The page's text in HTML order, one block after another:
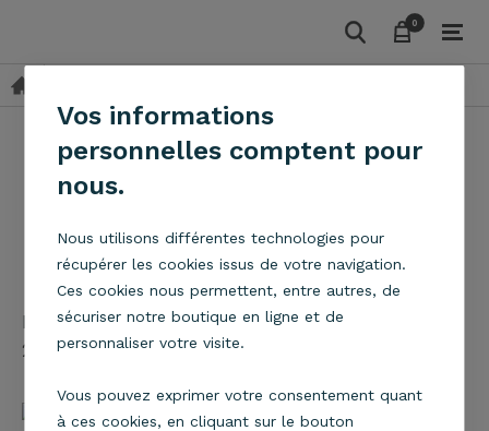
00
De nouveaux coloris
pour notre Bijou
Publié par NicolasdansActualités
23/06/2015 à 09:35
Vos informations
personnelles comptent pour
nous.
Nous utilisons différentes technologies pour
récupérer les cookies issus de votre navigation.
Ces cookies nous permettent, entre autres, de
sécuriser notre boutique en ligne et de
personnaliser votre visite.
Vous pouvez exprimer votre consentement quant
à ces cookies, en cliquant sur le bouton